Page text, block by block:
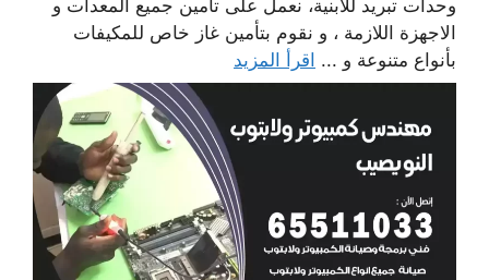
وحدات تبريد للابنية، نعمل على تأمين جميع المعدات و
الاجهزة اللازمة ، و نقوم بتأمين غاز خاص للمكيفات
بأنواع متنوعة و ... اقرأ المزيد